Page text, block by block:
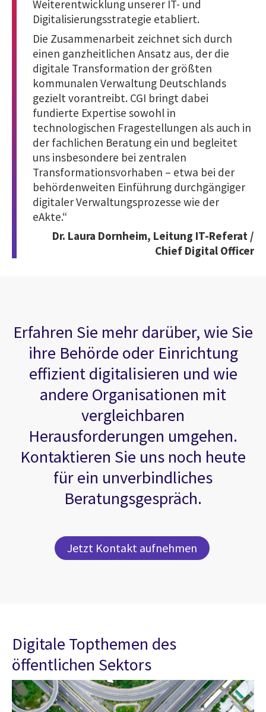
Weiterentwicklung unserer IT- und
Digitalisierungsstrategie etabliert.
Die Zusammenarbeit zeichnet sich durch
einen ganzheitlichen Ansatz aus, der die
digitale Transformation der größten
kommunalen Verwaltung Deutschlands
gezielt vorantreibt. CGI bringt dabei
fundierte Expertise sowohl in
technologischen Fragestellungen als auch in
der fachlichen Beratung ein und begleitet
uns insbesondere bei zentralen
Transformationsvorhaben – etwa bei der
behördenweiten Einführung durchgängiger
digitaler Verwaltungsprozesse wie der
eAkte.“
Dr. Laura Dornheim, Leitung IT-Referat /
Chief Digital Officer
Erfahren Sie mehr darüber, wie Sie
ihre Behörde oder Einrichtung
effizient digitalisieren und wie
andere Organisationen mit
vergleichbaren
Herausforderungen umgehen.
Kontaktieren Sie uns noch heute
für ein unverbindliches
Beratungsgespräch.
Jetzt Kontakt aufnehmen
Digitale Topthemen des
öffentlichen Sektors